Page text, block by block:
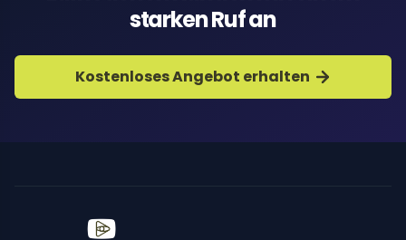
starken Ruf an
Kostenloses Angebot erhalten